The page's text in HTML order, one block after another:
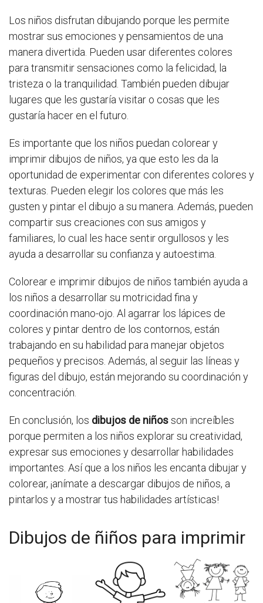
Los niños disfrutan dibujando porque les permite
mostrar sus emociones y pensamientos de una
manera divertida. Pueden usar diferentes colores
para transmitir sensaciones como la felicidad, la
tristeza o la tranquilidad. También pueden dibujar
lugares que les gustaría visitar o cosas que les
gustaría hacer en el futuro.
Es importante que los niños puedan colorear y
imprimir dibujos de niños, ya que esto les da la
oportunidad de experimentar con diferentes colores y
texturas. Pueden elegir los colores que más les
gusten y pintar el dibujo a su manera. Además, pueden
compartir sus creaciones con sus amigos y
familiares, lo cual les hace sentir orgullosos y les
ayuda a desarrollar su confianza y autoestima.
Colorear e imprimir dibujos de niños también ayuda a
los niños a desarrollar su motricidad fina y
coordinación mano-ojo. Al agarrar los lápices de
colores y pintar dentro de los contornos, están
trabajando en su habilidad para manejar objetos
pequeños y precisos. Además, al seguir las líneas y
figuras del dibujo, están mejorando su coordinación y
concentración.
En conclusión, los dibujos de niñosson increíbles
porque permiten a los niños explorar su creatividad,
expresar sus emociones y desarrollar habilidades
importantes. Así que a los niños les encanta dibujar y
colorear, ¡anímate a descargar dibujos de niños, a
pintarlos y a mostrar tus habilidades artísticas!
Dibujos de ñiños para imprimir